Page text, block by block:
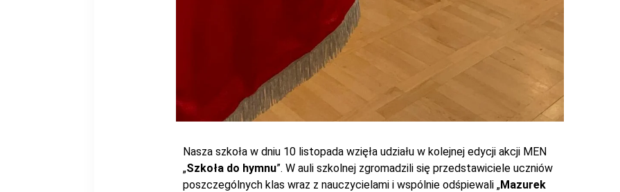
Nasza szkoła w dniu 10 listopada wzięła udziału w kolejnej edycji akcji MEN
„Szkoła do hymnu”. W auli szkolnej zgromadzili się przedstawiciele uczniów
poszczególnych klas wraz z nauczycielami i wspólnie odśpiewali „Mazurek